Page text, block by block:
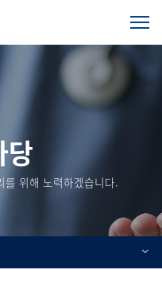
전
체
당
를 위해 노력하겠습니다.